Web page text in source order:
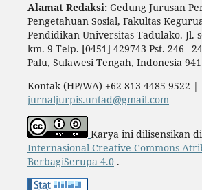
Alamat Redaksi:Gedung Jurusan
Pengetahuan Sosial, Fakultas
Pendidikan Universitas Tadulako. Jl.
km. 9 Telp. [0451] 429743 Pst. 246
Palu, Sulawesi Tengah, Indonesia
Kontak (HP/WA) +62 813 4485 9522 |
jurnaljurpis.untad@gmail.com
Karya ini dilisensikan
Internasional Creative Commons
BerbagiSerupa 4.0.